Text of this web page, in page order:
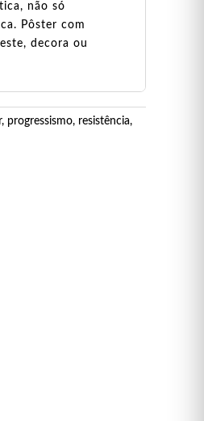
não só
Pôster com
decora ou
, progressismo, resistência,